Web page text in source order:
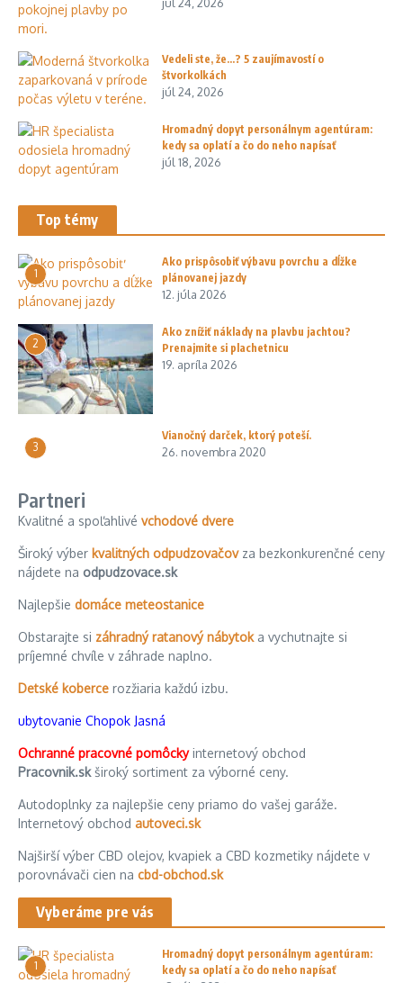
Vedeli ste, že…? 5 zaujímavostí o
štvorkolkách
júl 24, 2026
Hromadný dopyt personálnym agentúram:
kedy sa oplatí a čo do neho napísať
júl 18, 2026
Top témy
1
Ako prispôsobiť výbavu povrchu a dĺžke
plánovanej jazdy
12. júla 2026
2
Ako znížiť náklady na plavbu jachtou?
Prenajmite si plachetnicu
19. apríla 2026
3
Vianočný darček, ktorý poteší.
26. novembra 2020
Partneri
Kvalitné a spoľahlivé vchodové dvere
Široký výber kvalitných odpudzovačovza bezkonkurenčné ceny
nájdete na odpudzovace.sk
Najlepšie domáce meteostanice
Obstarajte si záhradný ratanový nábytoka vychutnajte si
príjemné chvíle v záhrade naplno.
Detské koberce rozžiaria každú izbu.
ubytovanie Chopok Jasná
Ochranné pracovné pomôckyinternetový obchod
Pracovnik.skširoký sortiment za výborné ceny.
Autodoplnky za najlepšie ceny priamo do vašej garáže.
Internetový obchod autoveci.sk
Najširší výber CBD olejov, kvapiek a CBD kozmetiky nájdete v
porovnávači cien na cbd-obchod.sk
Vyberáme pre vás
1
Hromadný dopyt personálnym agentúram:
kedy sa oplatí a čo do neho napísať